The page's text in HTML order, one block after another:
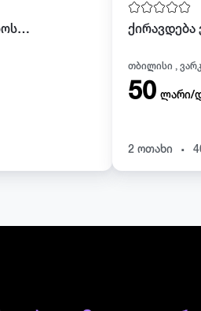
Ვარკეთილის მეტროსთან ქირაბდება ბინა დღიურად და სათობრივად
თბილისი ,
50 ლარი/
2 ოთახი .